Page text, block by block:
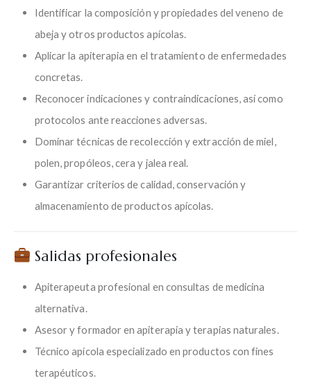
Identificar la composición y propiedades del veneno de
abeja y otros productos apícolas.
Aplicar la apiterapia en el tratamiento de enfermedades
concretas.
Reconocer indicaciones y contraindicaciones, así como
protocolos ante reacciones adversas.
Dominar técnicas de recolección y extracción de miel,
polen, propóleos, cera y jalea real.
Garantizar criterios de calidad, conservación y
almacenamiento de productos apícolas.
Salidas profesionales
Apiterapeuta profesional en consultas de medicina
alternativa.
Asesor y formador en apiterapia y terapias naturales.
Técnico apícola especializado en productos con fines
terapéuticos.